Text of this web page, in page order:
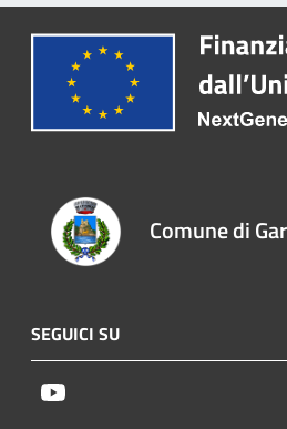
Comune di
SEGUICI SU